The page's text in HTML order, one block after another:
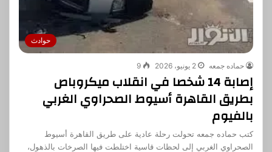
حوادث
حماده جمعه 2 يونيو، 2026 9
إصابة 14 شخصا في انقلاب ميكروباص
بطريق القاهرة أسيوط الصحراوي الغربي
بالفيوم
كتب حماده جمعه تحولت رحلة عادية على طريق القاهرة أسيوط
الصحراوي الغربي إلى لحظات قاسية اختلطت فيها الصرخات بالذهول،